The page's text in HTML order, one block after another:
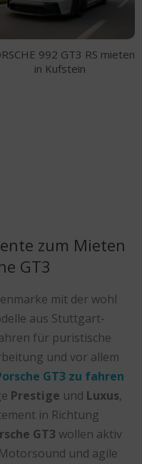
992 GT3 RS mieten
in Kufstein
zum Mieten
GT3
mit der wohl
aus Stuttgart-
für puristische
und vor allem
GT3 zu fahren
Prestige und Luxus,
in Richtung
GT3 wollen aktiv
und agile